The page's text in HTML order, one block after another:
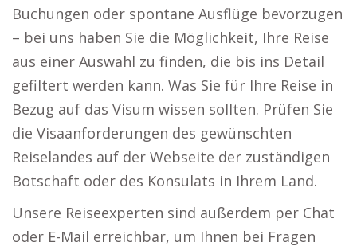
Buchungen oder spontane Ausflüge bevorzugen
– bei uns haben Sie die Möglichkeit, Ihre Reise
aus einer Auswahl zu finden, die bis ins Detail
gefiltert werden kann. Was Sie für Ihre Reise in
Bezug auf das Visum wissen sollten. Prüfen Sie
die Visaanforderungen des gewünschten
Reiselandes auf der Webseite der zuständigen
Botschaft oder des Konsulats in Ihrem Land.
Unsere Reiseexperten sind außerdem per Chat
oder E-Mail erreichbar, um Ihnen bei Fragen